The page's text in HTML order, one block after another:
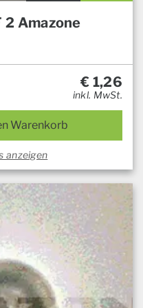
Amazone
€ 1,26
inkl. MwSt.
Warenkorb
anzeigen